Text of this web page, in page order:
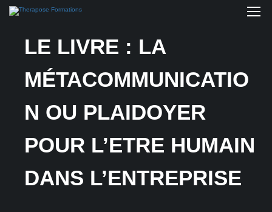
LE LIVRE : LA
MÉTACOMMUNICATIO
N OU PLAIDOYER
POUR L’ETRE HUMAIN
DANS L’ENTREPRISE